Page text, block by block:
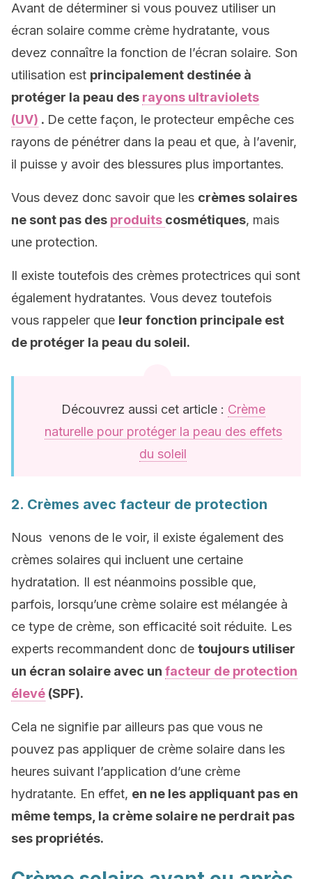
Avant de déterminer si vous pouvez utiliser un
écran solaire comme crème hydratante, vous
devez connaître la fonction de l’écran solaire. Son
utilisation est principalement destinée à
protéger la peau des rayons ultraviolets
(UV) . De cette façon, le protecteur empêche ces
rayons de pénétrer dans la peau et que, à l’avenir,
il puisse y avoir des blessures plus importantes.
Vous devez donc savoir que les crèmes solaires
ne sont pas des produits cosmétiques, mais
une protection.
Il existe toutefois des crèmes protectrices qui sont
également hydratantes. Vous devez toutefois
vous rappeler que leur fonction principale est
de protéger la peau du soleil.
Découvrez aussi cet article : Crème
naturelle pour protéger la peau des effets
du soleil
2. Crèmes avec facteur de protection
Nous venons de le voir, il existe également des
crèmes solaires qui incluent une certaine
hydratation. Il est néanmoins possible que,
parfois, lorsqu’une crème solaire est mélangée à
ce type de crème, son efficacité soit réduite. Les
experts recommandent donc de toujours utiliser
un écran solaire avec un facteur de protection
élevé (SPF).
Cela ne signifie par ailleurs pas que vous ne
pouvez pas appliquer de crème solaire dans les
heures suivant l’application d’une crème
hydratante. En effet, en ne les appliquant pas en
même temps, la crème solaire ne perdrait pas
ses propriétés.